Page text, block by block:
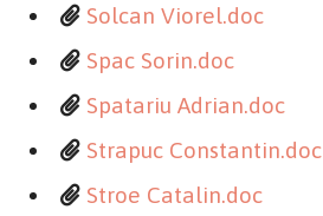
Solcan Viorel.doc
Spac Sorin.doc
Spatariu Adrian.doc
Strapuc Constantin.doc
Stroe Catalin.doc